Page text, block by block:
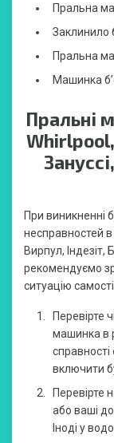
Пральна
Заклинило
Пральна
Машинка
Пральні
При виникненні
несправностей
Вирпул, Індезіт,
рекомендуємо
ситуацію
Перевірте
машинка в
справності
включити
Перевірте
або ваші
Іноді у